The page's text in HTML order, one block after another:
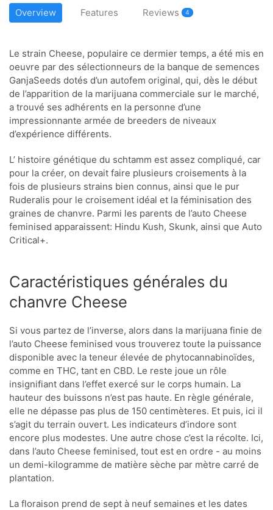
Overview Features Reviews 4
Le strain Cheese, populaire ce dermier temps, a été mis en
oeuvre par des sélectionneurs de la banque de semences
GanjaSeeds dotés d’un autofem original, qui, dès le début
de l’apparition de la marijuana commerciale sur le marché,
a trouvé ses adhérents en la personne d’une
impressionnante armée de breeders de niveaux
d’expérience différents.
L’ histoire génétique du schtamm est assez compliqué, car
pour la créer, on devait faire plusieurs croisements à la
fois de plusieurs strains bien connus, ainsi que le pur
Ruderalis pour le croisement idéal et la féminisation des
graines de chanvre. Parmi les parents de l’auto Cheese
feminised apparaissent: Hindu Kush, Skunk, ainsi que Auto
Critical+.
Caractéristiques générales du
chanvre Cheese
Si vous partez de l’inverse, alors dans la marijuana finie de
l’auto Cheese feminised vous trouverez toute la puissance
disponible avec la teneur élevée de phytocannabinoïdes,
comme en THC, tant en CBD. Le reste joue un rôle
insignifiant dans l’effet exercé sur le corps humain. La
hauteur des buissons n’est pas haute. En règle générale,
elle ne dépasse pas plus de 150 centimèteres. Et puis, ici il
s’agit du terrain ouvert. Les indicateurs d’indore sont
encore plus modestes. Une autre chose c’est la récolte. Ici,
dans l’auto Cheese feminised, tout est en ordre - au moins
un demi-kilogramme de matière sèche par mètre carré de
plantation.
La floraison prend de sept à neuf semaines et les dates